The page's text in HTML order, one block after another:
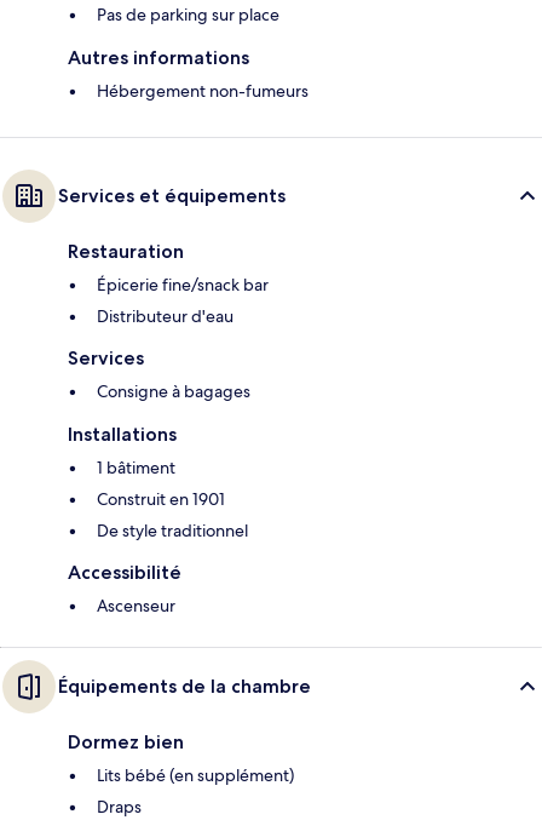
Pas de parking sur place
Autres informations
Hébergement non-fumeurs
Services et équipements
Restauration
Épicerie fine/snack bar
Distributeur d'eau
Services
Consigne à bagages
Installations
1 bâtiment
Construit en 1901
De style traditionnel
Accessibilité
Ascenseur
Équipements de la chambre
Dormez bien
Lits bébé (en supplément)
Draps